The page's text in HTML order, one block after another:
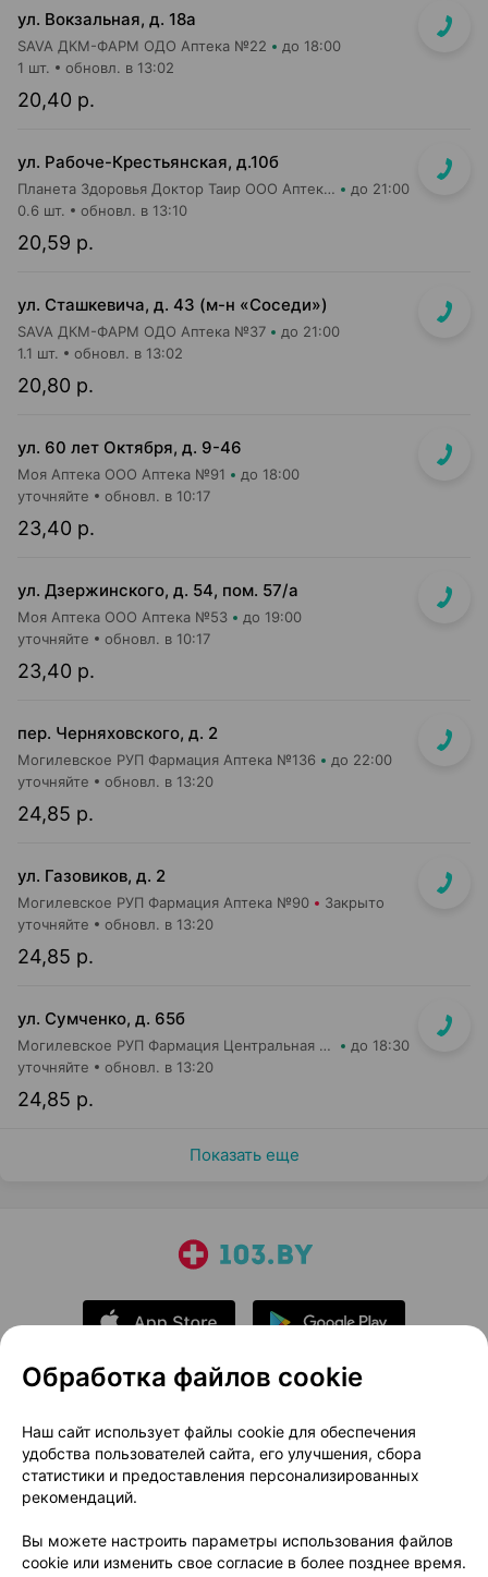
ул. Вокзальная, д. 18а
SAVA ДКМ-ФАРМ ОДО Аптека №22 до 18:00
20,40 р.
1 шт. обновл. в 13:02
ул. Рабоче-Крестьянская, д.10б
Планета Здоровья Доктор Таир ООО Аптека №29 до 21:00
20,59 р.
0.6 шт. обновл. в 13:10
ул. Сташкевича, д. 43 (м-н «Соседи»)
SAVA ДКМ-ФАРМ ОДО Аптека №37 до 21:00
20,80 р.
1.1 шт. обновл. в 13:02
ул. 60 лет Октября, д. 9-46
Моя Аптека ООО Аптека №91 до 18:00
23,40 р.
уточняйте обновл. в 10:17
ул. Дзержинского, д. 54, пом. 57/а
Моя Аптека ООО Аптека №53 до 19:00
23,40 р.
уточняйте обновл. в 10:17
пер. Черняховского, д. 2
Могилевское РУП Фармация Аптека №136 до 22:00
24,85 р.
уточняйте обновл. в 13:20
ул. Газовиков, д. 2
Могилевское РУП Фармация Аптека №90 Закрыто
24,85 р.
уточняйте обновл. в 13:20
ул. Сумченко, д. 65б
Могилевское РУП Фармация Центральная районная аптека №109 до 18:30
24,85 р.
уточняйте обновл. в 13:20
Показать еще
О проекте
Новости проекта
Размещение рекламы
Медицинский маркетинг
Публичный договор
Доставка
Способы оплаты
Вакансии
Партнеры
Обработка файлов cookie
Наш сайт использует файлы cookie для обеспечения
удобства пользователей сайта, его улучшения, сбора
статистики и предоставления персонализированных
рекомендаций.
Вы можете настроить параметры использования файлов
cookie или изменить свое согласие в более позднее время.